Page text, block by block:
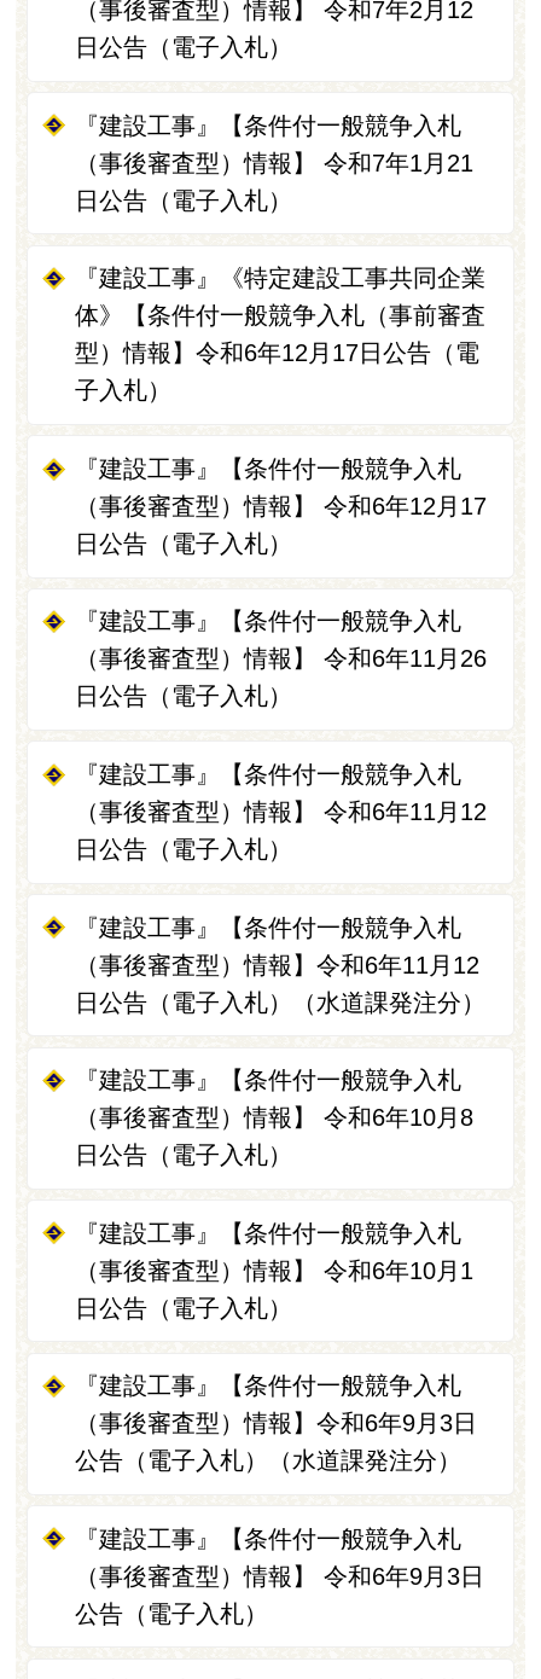
（事後審査型）情報】 令和7年2月12
日公告（電子入札）
『建設工事』【条件付一般競争入札
（事後審査型）情報】 令和7年1月21
日公告（電子入札）
『建設工事』《特定建設工事共同企業
体》【条件付一般競争入札（事前審査
型）情報】令和6年12月17日公告（電
子入札）
『建設工事』【条件付一般競争入札
（事後審査型）情報】 令和6年12月17
日公告（電子入札）
『建設工事』【条件付一般競争入札
（事後審査型）情報】 令和6年11月26
日公告（電子入札）
『建設工事』【条件付一般競争入札
（事後審査型）情報】 令和6年11月12
日公告（電子入札）
『建設工事』【条件付一般競争入札
（事後審査型）情報】令和6年11月12
日公告（電子入札）（水道課発注分）
『建設工事』【条件付一般競争入札
（事後審査型）情報】 令和6年10月8
日公告（電子入札）
『建設工事』【条件付一般競争入札
（事後審査型）情報】 令和6年10月1
日公告（電子入札）
『建設工事』【条件付一般競争入札
（事後審査型）情報】令和6年9月3日
公告（電子入札）（水道課発注分）
『建設工事』【条件付一般競争入札
（事後審査型）情報】 令和6年9月3日
公告（電子入札）